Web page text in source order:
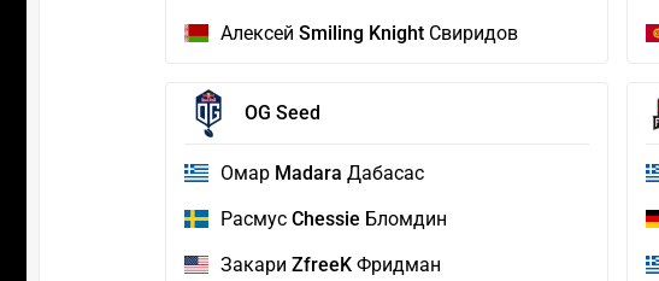
Алексей Smiling Knight Свиридов
OG Seed
Омар Madara Дабасас
Расмус Chessie Бломдин
Закари ZfreeK Фридман